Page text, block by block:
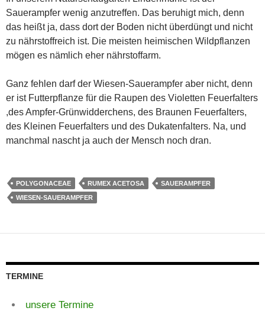
Sauerampfer wenig anzutreffen. Das beruhigt mich, denn
das heißt ja, dass dort der Boden nicht überdüngt und nicht
zu nährstoffreich ist. Die meisten heimischen Wildpflanzen
mögen es nämlich eher nährstoffarm.
Ganz fehlen darf der Wiesen-Sauerampfer aber nicht, denn
er ist Futterpflanze für die Raupen des Violetten Feuerfalters
,des Ampfer-Grünwidderchens, des Braunen Feuerfalters,
des Kleinen Feuerfalters und des Dukatenfalters. Na, und
manchmal nascht ja auch der Mensch noch dran.
POLYGONACEAE RUMEX ACETOSA
SAUERAMPFER
WIESEN-SAUERAMPFER
TERMINE
unsere Termine